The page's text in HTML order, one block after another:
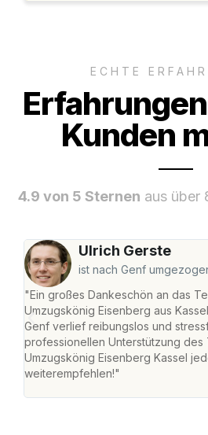
ECHTE
Kunden
4.9 von 5 Sternen aus über
Ulrich Gerste
ist nach Genf
"Ein großes Dankeschön an das
Umzugskönig Eisenberg aus
Genf verlief reibungslos und
professionellen Unterstützung des
Umzugskönig Eisenberg Kassel
weiterempfehlen!"